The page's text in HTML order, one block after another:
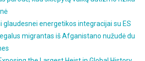
glaudesnei energetikos integracijai su ES
migrantas iš Afganistano nužudė du